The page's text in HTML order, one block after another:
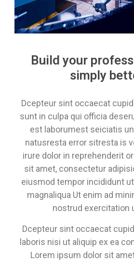
Build your
simply
Dcepteur sint occaecat
sunt in culpa qui officia
est laborumest seiciatis
natusresta error sitresta is
irure dolor in reprehenderit
sit amet, consectetur
eiusmod tempor incididunt
magnaliqua Ut enim ad
nostrud exercitation
Dcepteur sint occaecat
laboris nisi ut aliquip ex ea
Lorem ipsum dolor sit